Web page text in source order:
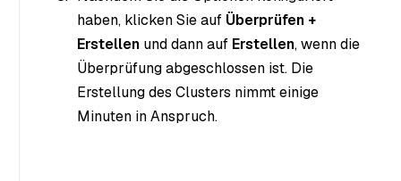
haben, klicken Sie auf Überprüfen +
Erstellen und dann auf Erstellen, wenn die
Überprüfung abgeschlossen ist. Die
Erstellung des Clusters nimmt einige
Minuten in Anspruch.